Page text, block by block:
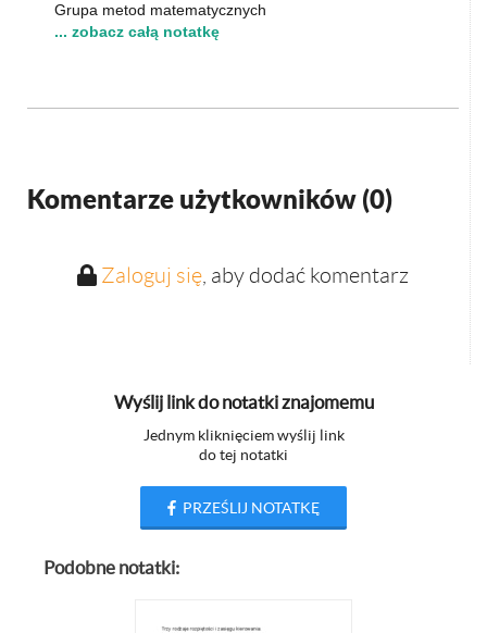
Grupa metod matematycznych
... zobacz całą notatkę
Komentarze użytkowników (0)
Zaloguj się, aby dodać komentarz
Wyślij link do notatki znajomemu
Jednym kliknięciem wyślij link
do tej notatki
PRZEŚLIJ NOTATKĘ
Podobne notatki: